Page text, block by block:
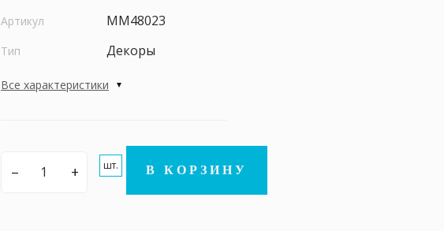
Артикул MM48023
Тип Декоры
Все характеристики
– + шт. В КОРЗИНУ